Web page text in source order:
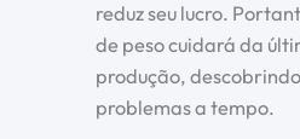
reduz seu lucro.
de peso cuidará da
produção,
problemas a tempo.